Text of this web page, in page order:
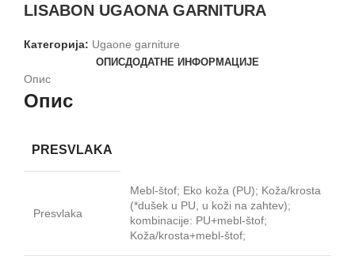
LISABON UGAONA GARNITURA
Категорија: Ugaone garniture
ОПИСДОДАТНЕ ИНФОРМАЦИЈЕ
Опис
Опис
PRESVLAKA
Presvlaka
Mebl-štof; Eko koža (PU); Koža/krosta
(*dušek u PU, u koži na zahtev);
kombinacije: PU+mebl-štof;
Koža/krosta+mebl-štof;